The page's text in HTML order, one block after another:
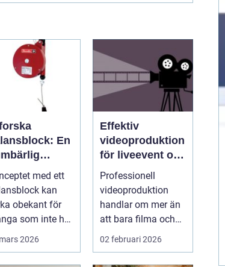
En
i
med ett
kan
obekant för
som inte har
2026
Effektiv
videoproduktion
för liveevent och
företag
Professionell
videoproduktion
handlar om mer än
att bara filma och
visa rörliga bilder.
02 februari 2026